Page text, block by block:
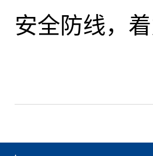
安全防线，